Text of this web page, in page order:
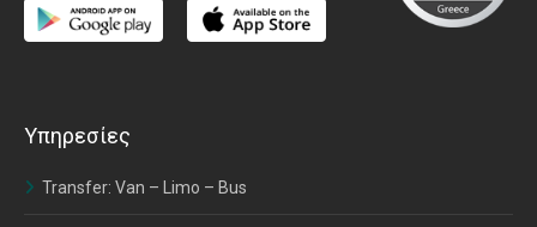
Υπηρεσίες
Transfer: Van – Limo – Bus